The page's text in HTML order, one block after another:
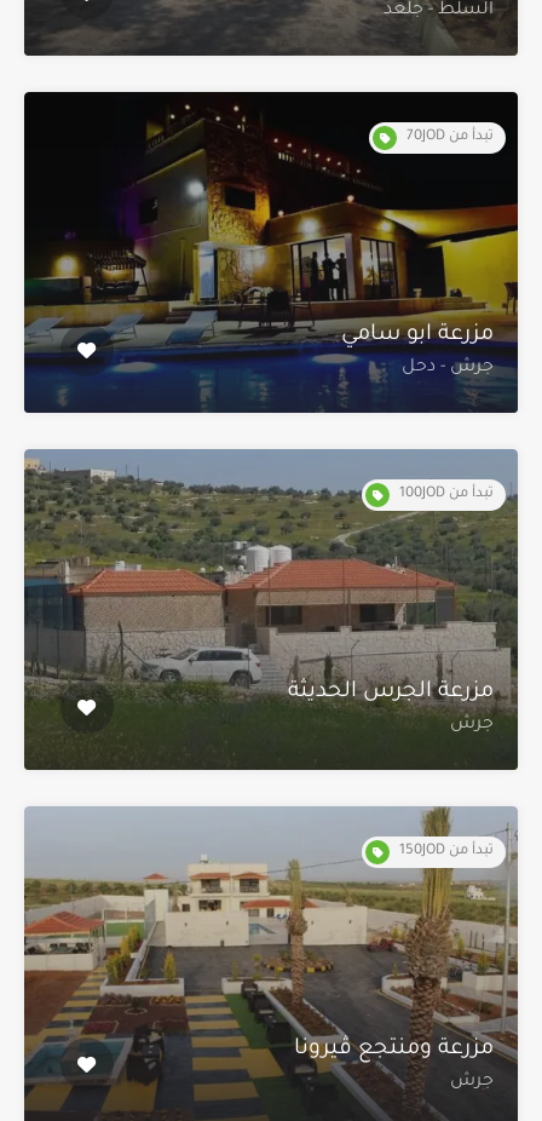
السلط - جلعد
تبدأ من 70JOD
مزرعة ابو سامي
جرش - دحل
تبدأ من 100JOD
مزرعة الجرس الحديثة
جرش
تبدأ من 150JOD
مزرعة ومنتجع ڤيرونا
جرش